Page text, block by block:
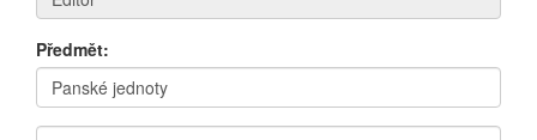
Předmět: